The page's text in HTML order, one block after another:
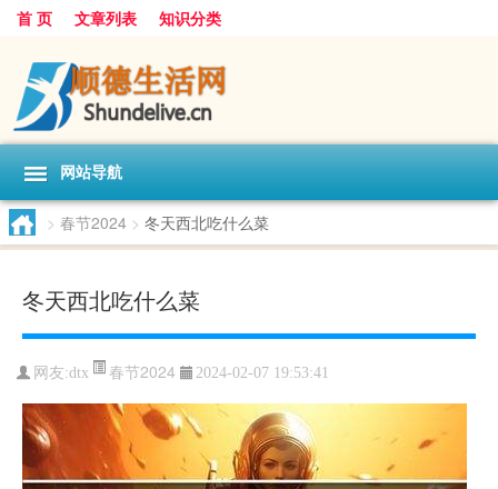
首 页 文章列表 知识分类
网站导航
> 春节2024 > 冬天西北吃什么菜
冬天西北吃什么菜
网友:dtx 春节2024 2024-02-07 19:53:41